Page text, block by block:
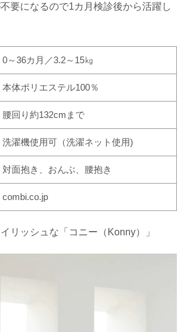
要になるので1カ月検診後から活躍し
0～36カ月／3.2～ 15㎏
本体ポリエステル100％
腰回り約132cm まで
洗濯機使用可（洗濯ネット使用)
対面抱き、おんぶ、腰抱き
combi.co.jp
リッシュな「コニー（ Konny）」